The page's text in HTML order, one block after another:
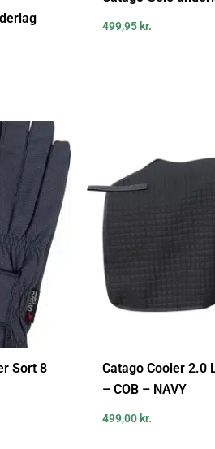
499,95 kr.
Sort 8
Catago Cooler
– COB – NAVY
499,00 kr.